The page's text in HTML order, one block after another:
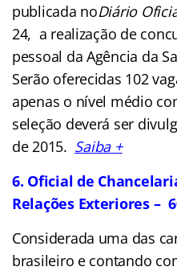
publicada noDiário
24, a realização de
pessoal da Agência da
Serão oferecidas 102
apenas o nível médio
seleção deverá ser
de 2015. Saiba +
6. Oficial de
Relações Exteriores –
Considerada uma das
brasileiro e contando